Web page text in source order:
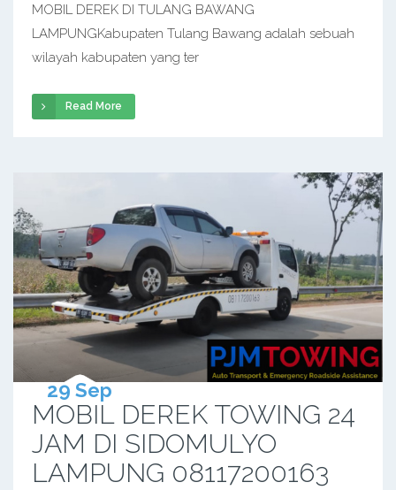
MOBIL DEREK DI TULANG BAWANG
LAMPUNGKabupaten Tulang Bawang adalah sebuah
wilayah kabupaten yang ter
Read More
29 Sep
MOBIL DEREK TOWING 24
JAM DI SIDOMULYO
LAMPUNG 08117200163